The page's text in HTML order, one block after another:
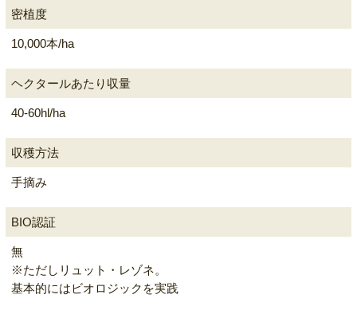
密植度
10,000本/ha
ヘクタールあたり収量
40-60hl/ha
収穫方法
手摘み
BIO認証
無
※ただしリュット・レゾネ。
基本的にはビオロジックを実践